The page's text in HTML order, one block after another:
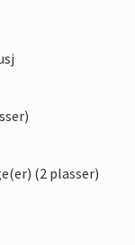
(2 plasser)